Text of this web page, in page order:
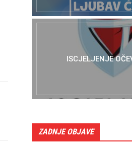
ISCJELJENJE
ZADNJE OBJAVE